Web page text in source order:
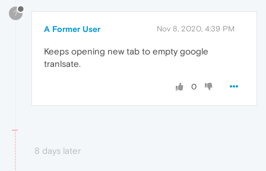
?
A Former User Nov 8, 2020, 4:39 PM
Keeps opening new tab to empty google
tranlsate.
0
8 days later